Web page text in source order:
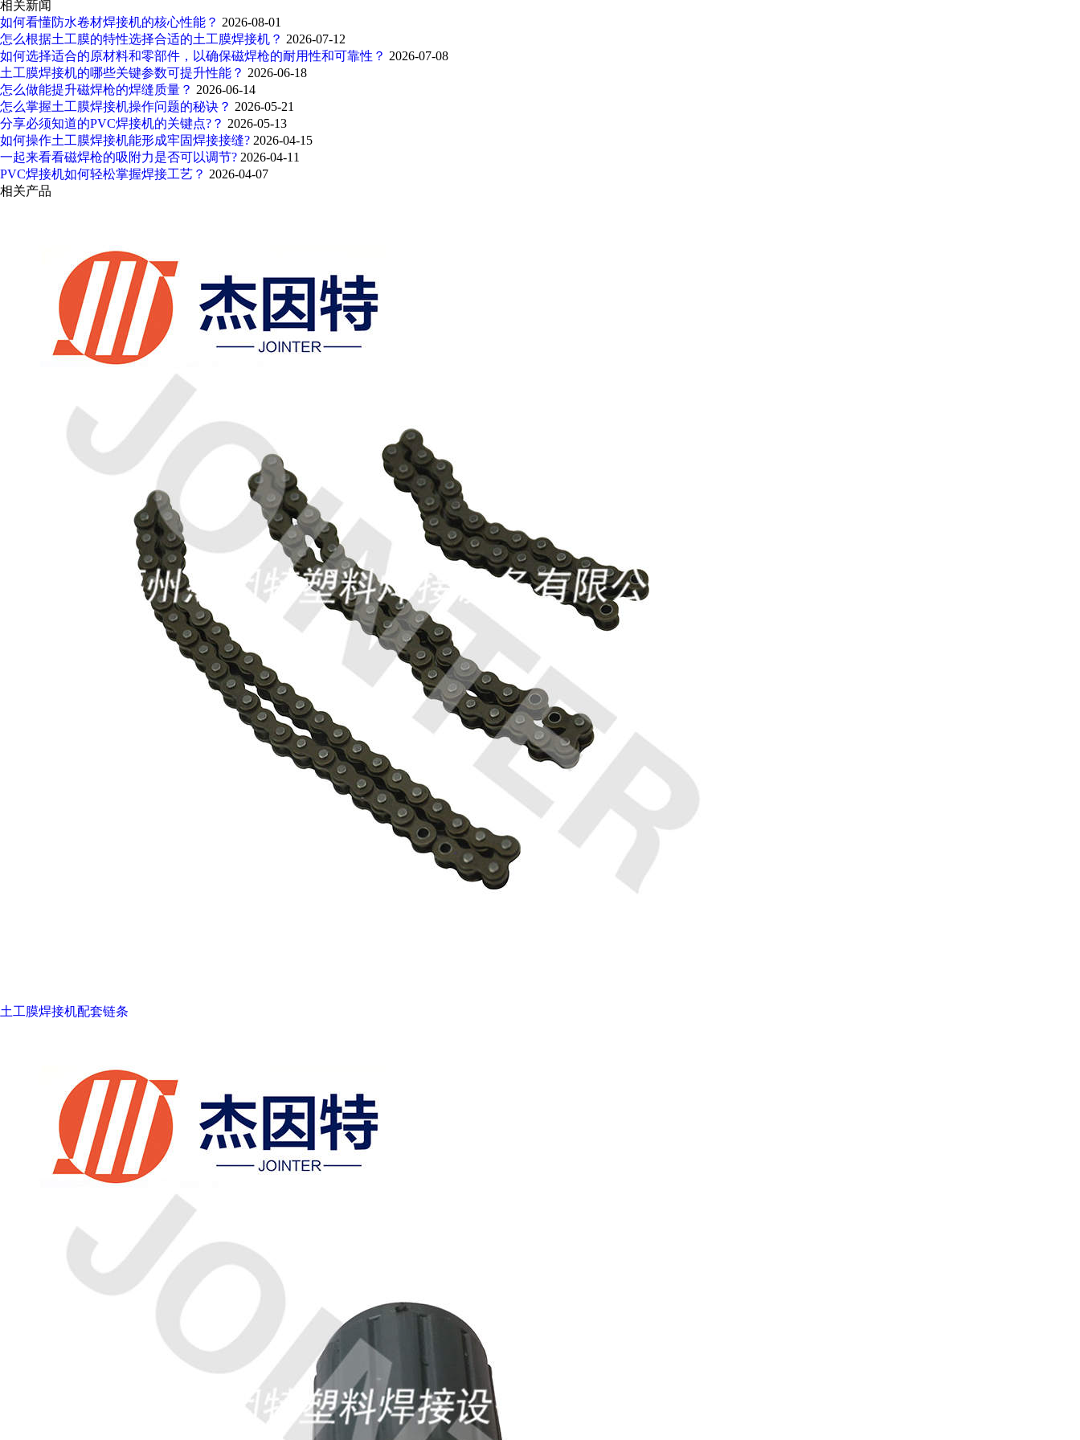
相关新闻
如何看懂防水卷材焊接机的核心性能？ 2026-08-01
怎么根据土工膜的特性选择合适的土工膜焊接机？ 2026-07-12
如何选择适合的原材料和零部件，以确保磁焊枪的耐用性和可靠性？ 2026-07-08
土工膜焊接机的哪些关键参数可提升性能？ 2026-06-18
怎么做能提升磁焊枪的焊缝质量？ 2026-06-14
怎么掌握土工膜焊接机操作问题的秘诀？ 2026-05-21
分享必须知道的PVC焊接机的关键点?？ 2026-05-13
如何操作土工膜焊接机能形成牢固焊接接缝? 2026-04-15
一起来看看磁焊枪的吸附力是否可以调节? 2026-04-11
PVC焊接机如何轻松掌握焊接工艺？ 2026-04-07
相关产品
土工膜焊接机配套链条